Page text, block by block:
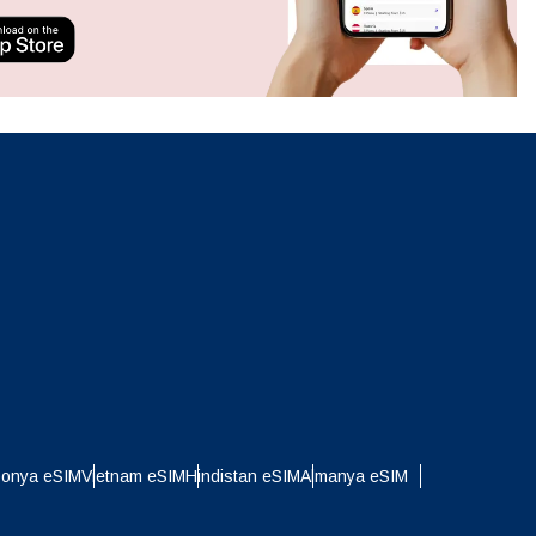
eSIMVietnam eSIMHindistan eSIMAlmanya eSIM